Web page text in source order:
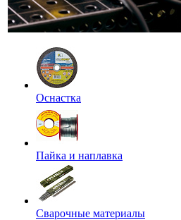
Оснастка
Пайка и наплавка
Сварочные материалы